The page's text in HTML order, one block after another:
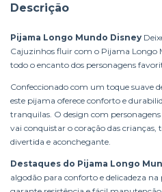
Descrição
Pijama Longo Mundo Disney
Cajuzinhos fluir com o Pijama Longo
todo o encanto dos personagens
Confeccionado com um toque suave
este pijama oferece conforto e
tranquilas. O design com
vai conquistar o coração das
divertida e aconchegante.
Destaques do Pijama Longo
algodão para conforto e delicadeza